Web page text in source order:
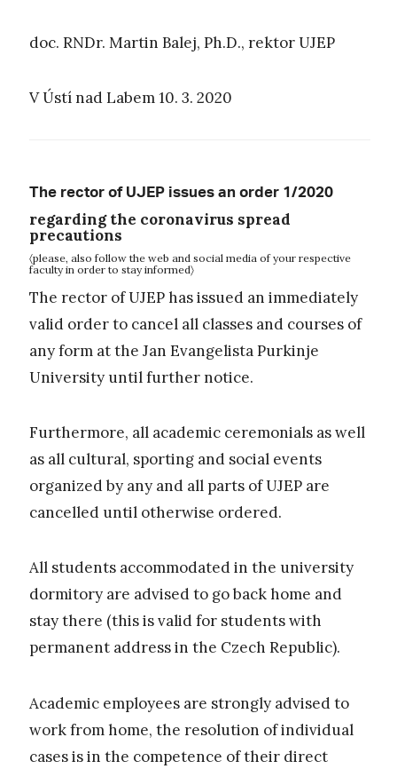
doc. RNDr. Martin Balej, Ph.D., rektor UJEP
V Ústí nad Labem 10. 3. 2020
The rector of UJEP issues an order 1/2020
regarding the coronavirus spread
precautions
〈please, also follow the web and social media of your respective
faculty in order to stay informed〉
The rector of UJEP has issued an immediately
valid order to cancel all classes and courses of
any form at the Jan Evangelista Purkinje
University until further notice.
Furthermore, all academic ceremonials as well
as all cultural, sporting and social events
organized by any and all parts of UJEP are
cancelled until otherwise ordered.
All students accommodated in the university
dormitory are advised to go back home and
stay there (this is valid for students with
permanent address in the Czech Republic).
Academic employees are strongly advised to
work from home, the resolution of individual
cases is in the competence of their direct